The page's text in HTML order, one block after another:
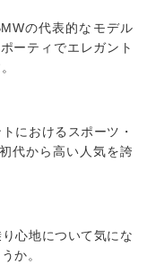
の代表的なモデル
ーティでエレガント
におけるスポーツ・
代から高い人気を誇
心地について気にな
か。